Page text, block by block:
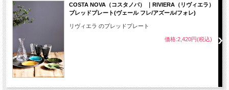
COSTA NOVA（コスタノバ） ｜RIVIERA（リヴィエラ）
ブレッドプレート(ヴェール フレ/アズール/フォレ)
リヴィエラ のブレッドプレート
価格:2,420円(税込)